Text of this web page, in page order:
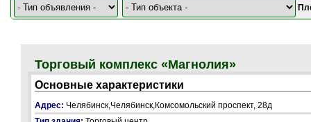
Торговый комплекс «Магнолия»
Основные характеристики
Адрес: Челябинск,Челябинск,Комсомольский проспект, 28д